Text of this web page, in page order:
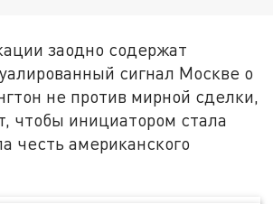
заодно содержат
сигнал Москве о
не против мирной сделки,
чтобы инициатором стала
честь американского